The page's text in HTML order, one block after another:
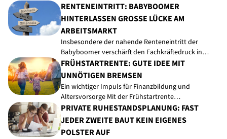
RENTENEINTRITT: BABYBOOMER
HINTERLASSEN GROSSE LÜCKE AM A
RBEITSMARKT
Insbesondere der nahende Renteneintritt der
Babyboomer verschärft den Fachkräftedruck in…
FRÜHSTARTRENTE: GUTE IDEE MIT
UNNÖTIGEN BREMSEN
Ein wichtiger Impuls für Finanzbildung und
Altersvorsorge Mit der Frühstartrente…
PRIVATE RUHESTANDSPLANUNG: FAST
JEDER ZWEITE BAUT KEIN EIGENES
POLSTER AUF